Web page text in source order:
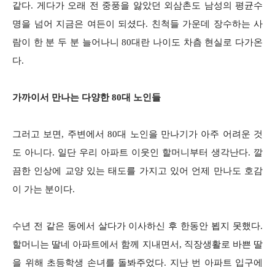
같다. 게다가 오래 전 중풍을 앓았던 외삼촌도 남성의 평균수
명을 넘어 지금은 여든이 되셨다. 친척들 가운데 장수하는 사
람이 한 분 두 분 늘어나니 80대란 나이도 차츰 현실로 다가온
다.
가까이서 만나는 다양한 80대 노인들
그러고 보면, 주변에서 80대 노인을 만나기가 아주 어려운 것
도 아니다. 일단 우리 아파트 이웃인 할머니부터 생각난다. 깔
끔한 인상에 교양 있는 태도를 가지고 있어 언제 만나도 호감
이 가는 분이다.
수년 전 같은 동에서 살다가 이사하신 후 한동안 뵙지 못했다.
할머니는 딸네 아파트에서 함께 지내면서, 직장생활로 바쁜 딸
을 위해 초등학생 손녀를 돌봐주었다. 지난 번 아파트 입구에